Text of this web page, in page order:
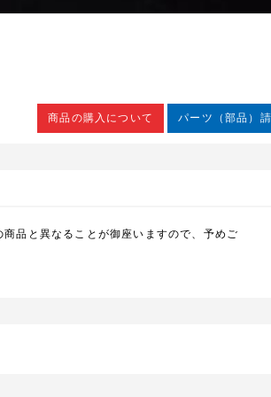
商品の購入について パーツ（部品）
品と異なることが御座いますので、予めご